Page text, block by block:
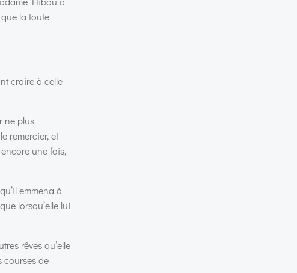
la toute
croire à celle
ne plus
remercier, et
une fois,
emmena à
lorsqu’elle lui
rêves qu’elle
courses de